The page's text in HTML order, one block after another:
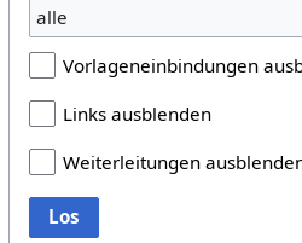
alle
Vorlageneinbindungen
Links ausblenden
Weiterleitungen
Los